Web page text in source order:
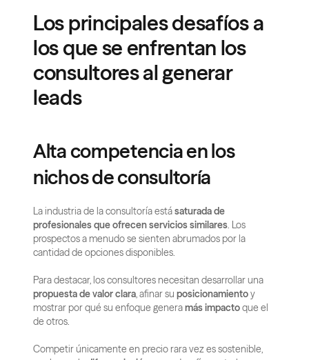
Los principales desafíos a
los que se enfrentan los
consultores al generar
leads
Alta competencia en los
nichos de consultoría
La industria de la consultoría está saturada de
profesionales que ofrecen servicios similares. Los
prospectos a menudo se sienten abrumados por la
cantidad de opciones disponibles.
propuesta de valor clara, afinar su posicionamiento y
mostrar por qué su enfoque genera más impacto que el
de otros.
Competir únicamente en precio rara vez es sostenible,